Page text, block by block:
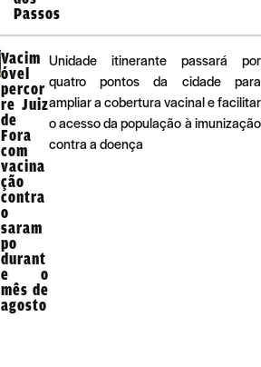
Passos
Vacim
óvel
percor
re Juiz
de
Fora
com
vacina
ção
contra
o
saram
po
durant
e o
mês de
agosto
Unidade itinerante passará por
quatro pontos da cidade para
ampliar a cobertura vacinal e facilitar
o acesso da população à imunização
contra a doença